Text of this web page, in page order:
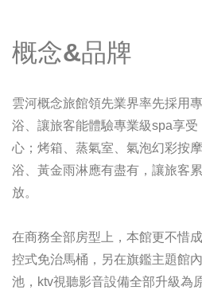
概念&品牌
雲河概念旅館領先業界率先採用
浴、讓旅客能體驗專業級spa享受
心；烤箱、蒸氣室、氣泡幻彩按
浴、黃金雨淋應有盡有，讓旅客
放。
在商務全部房型上，本館更不惜
控式免治馬桶，另在旗鑑主題館
池，ktv視聽影音設備全部升級為